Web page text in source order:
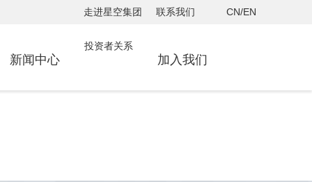
走进星空集团 联系我们 CN/EN
新闻中心
投资者关系
加入我们